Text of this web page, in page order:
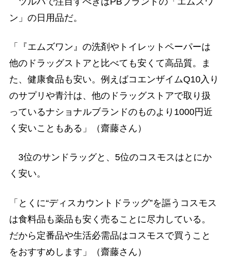
ン」の日用品だ。
「『エムズワン』の洗剤やトイレットペーパーは
他のドラッグストアと比べても安くて高品質。ま
た、健康食品も安い。例えばコエンザイムQ10入り
のサプリや青汁は、他のドラッグストアで取り扱
っているナショナルブランドのものより1000円近
く安いこともある」（齋藤さん）
3位のサンドラッグと、5位のコスモスはとにか
く安い。
「とくに“ディスカウントドラッグ”を謳うコスモス
は食料品も薬品も安く売ることに尽力している。
だから定番品や生活必需品はコスモスで買うこと
をおすすめします」（齋藤さん）